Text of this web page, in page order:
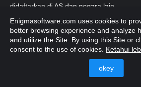
didaftarkan di AS dan negara lain.
Hak Cipta 2016-2026 . EnigmaSoft Ltd.
Enigmasoftware.com uses cookies to
better browsing experience and analyze
and utilize the Site. By using this Site or
consent to the use of cookies. Ketahui